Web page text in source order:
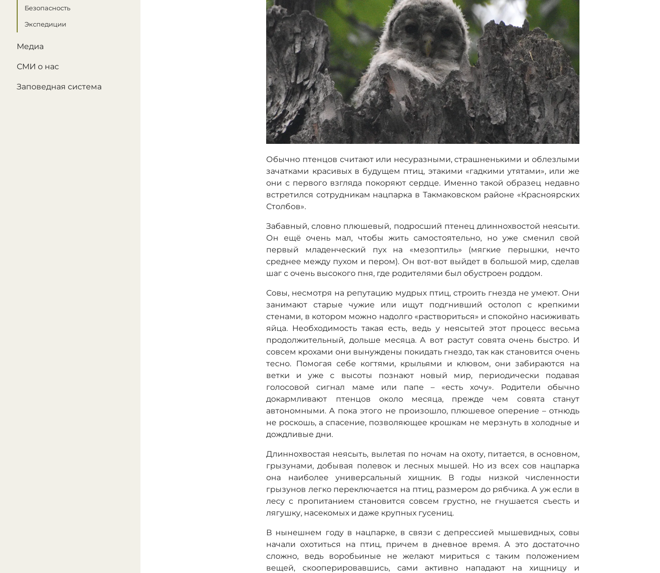
Безопасность
Экспедиции
Медиа
СМИ о нас
Заповедная система
Обычно птенцов считают или несуразными, страшненькими и облезлыми
зачатками красивых в будущем птиц, этакими «гадкими утятами», или же
они с первого взгляда покоряют сердце. Именно такой образец недавно
встретился сотрудникам нацпарка в Такмаковском районе «Красноярских
Столбов».
Забавный, словно плюшевый, подросший птенец длиннохвостой неясыти.
Он ещё очень мал, чтобы жить самостоятельно, но уже сменил свой
первый младенческий пух на «мезоптиль» (мягкие перышки, нечто
среднее между пухом и пером). Он вот-вот выйдет в большой мир, сделав
шаг с очень высокого пня, где родителями был обустроен роддом.
Совы, несмотря на репутацию мудрых птиц, строить гнезда не умеют. Они
занимают старые чужие или ищут подгнивший остолоп с крепкими
стенами, в котором можно надолго «раствориться» и спокойно насиживать
яйца. Необходимость такая есть, ведь у неясытей этот процесс весьма
продолжительный, дольше месяца. А вот растут совята очень быстро. И
совсем крохами они вынуждены покидать гнездо, так как становится очень
тесно. Помогая себе когтями, крыльями и клювом, они забираются на
ветки и уже с высоты познают новый мир, периодически подавая
голосовой сигнал маме или папе – «есть хочу». Родители обычно
докармливают птенцов около месяца, прежде чем совята станут
автономными. А пока этого не произошло, плюшевое оперение – отнюдь
не роскошь, а спасение, позволяющее крошкам не мерзнуть в холодные и
дождливые дни.
Длиннохвостая неясыть, вылетая по ночам на охоту, питается, в основном,
грызунами, добывая полевок и лесных мышей. Но из всех сов нацпарка
она наиболее универсальный хищник. В годы низкой численности
грызунов легко переключается на птиц, размером до рябчика. А уж если в
лесу с пропитанием становится совсем грустно, не гнушается съесть и
лягушку, насекомых и даже крупных гусениц.
В нынешнем году в нацпарке, в связи с депрессией мышевидных, совы
начали охотиться на птиц, причем в дневное время. А это достаточно
сложно, ведь воробьиные не желают мириться с таким положением
вещей, скооперировавшись, сами активно нападают на хищницу и